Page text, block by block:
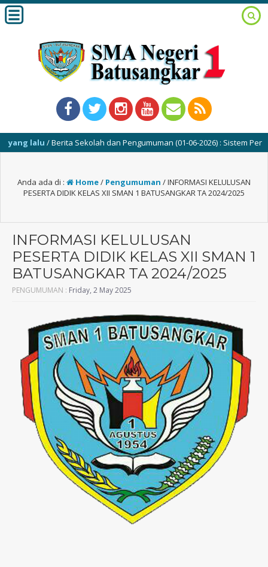
lalu / Berita Sekolah dan Pengumuman (01-06-2026) : Sistem
Anda ada di : Home/ Pengumuman /INFORMASI KELULUSAN
PESERTA DIDIK KELAS XII SMAN 1 BATUSANGKAR TA 2024/2025
INFORMASI KELULUSAN
PESERTA DIDIK KELAS XII SMAN 1
BATUSANGKAR TA 2024/2025
PENGUMUMAN : Friday, 2 May 2025